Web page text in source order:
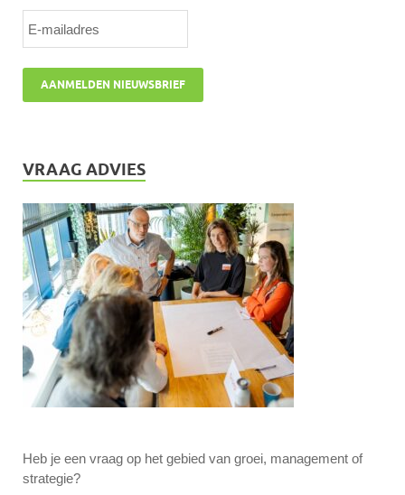
VRAAG ADVIES
Heb je een vraag op het gebied van groei, management of
strategie?